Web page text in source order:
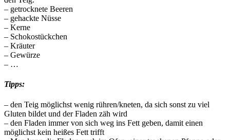
– getrocknete Beeren
– gehackte Nüsse
– Kerne
– Schokostückchen
– Kräuter
– Gewürze
– …
Tipps:
– den Teig möglichst wenig rühren/kneten, da sich sonst zu viel
Gluten bildet und der Fladen zäh wird
– den Fladen immer von sich weg ins Fett geben, damit einen
möglichst kein heißes Fett trifft